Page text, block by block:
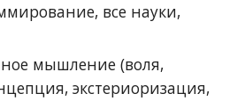
все науки,
мышление (воля,
экстериоризация,